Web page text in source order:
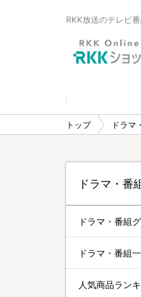
RKK放送のテレビ
トップ ドラマ
ドラマ・番
ドラマ・番組
ドラマ・番組
人気商品ラン